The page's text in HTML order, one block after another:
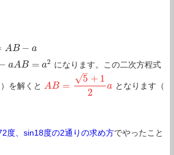
AB − a
aAB = a2
A B=a2 になります。この二次方程式
）を解くと AB =
5
–
√ + 1
2
a
AB= 5+1 2a となります（
度、sin18度の2通りの求め方でやったこと